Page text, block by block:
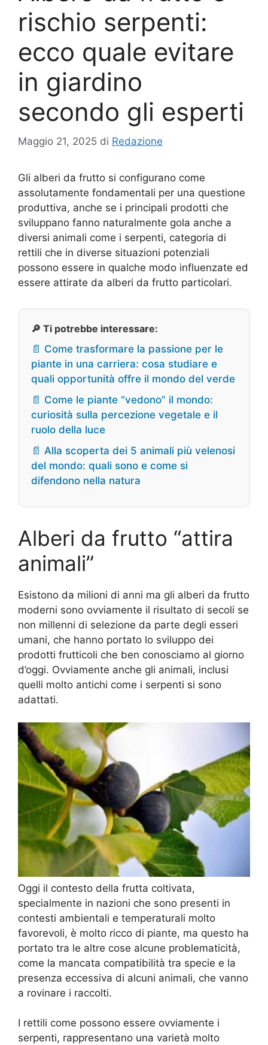
rischio serpenti:
ecco quale evitare
in giardino
secondo gli esperti
Maggio 21, 2025 di Redazione
Gli alberi da frutto si configurano come
assolutamente fondamentali per una questione
produttiva, anche se i principali prodotti che
sviluppano fanno naturalmente gola anche a
diversi animali come i serpenti, categoria di
rettili che in diverse situazioni potenziali
possono essere in qualche modo influenzate ed
essere attirate da alberi da frutto particolari.
🔎 Ti potrebbe interessare:
📄 Come trasformare la passione per le
piante in una carriera: cosa studiare e
quali opportunità offre il mondo del verde
📄 Come le piante “vedono” il mondo:
curiosità sulla percezione vegetale e il
ruolo della luce
📄 Alla scoperta dei 5 animali più velenosi
del mondo: quali sono e come si
difendono nella natura
Alberi da frutto “attira
animali”
Esistono da milioni di anni ma gli alberi da frutto
moderni sono ovviamente il risultato di secoli se
non millenni di selezione da parte degli esseri
umani, che hanno portato lo sviluppo dei
prodotti frutticoli che ben conosciamo al giorno
d’oggi. Ovviamente anche gli animali, inclusi
quelli molto antichi come i serpenti si sono
adattati.
Oggi il contesto della frutta coltivata,
specialmente in nazioni che sono presenti in
contesti ambientali e temperaturali molto
favorevoli, è molto ricco di piante, ma questo ha
portato tra le altre cose alcune problematicità,
come la mancata compatibilità tra specie e la
presenza eccessiva di alcuni animali, che vanno
a rovinare i raccolti.
I rettili come possono essere ovviamente i
serpenti, rappresentano una varietà molto